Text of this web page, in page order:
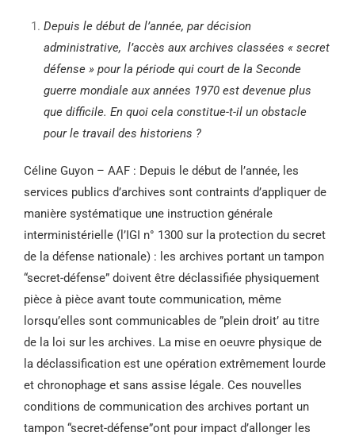
Depuis le début de l’année, par décision
administrative, l’accès aux archives classées « secret
défense » pour la période qui court de la Seconde
guerre mondiale aux années 1970 est devenue plus
que difficile. En quoi cela constitue-t-il un obstacle
pour le travail des historiens ?
Céline Guyon – AAF : Depuis le début de l’année, les
services publics d’archives sont contraints d’appliquer de
manière systématique une instruction générale
interministérielle (l’IGI n° 1300 sur la protection du secret
de la défense nationale) : les archives portant un tampon
“secret-défense” doivent être déclassifiée physiquement
pièce à pièce avant toute communication, même
lorsqu’elles sont communicables de ”plein droit’ au titre
de la loi sur les archives. La mise en oeuvre physique de
la déclassification est une opération extrêmement lourde
et chronophage et sans assise légale. Ces nouvelles
conditions de communication des archives portant un
tampon “secret-défense”ont pour impact d’allonger les